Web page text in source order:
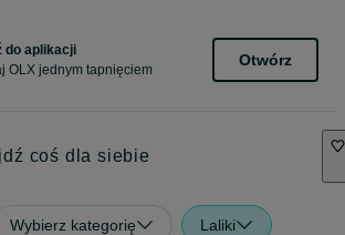
do aplikacji
OLX jednym tapnięciem
Otwórz
coś dla siebie
Wybierz kategorię Laliki